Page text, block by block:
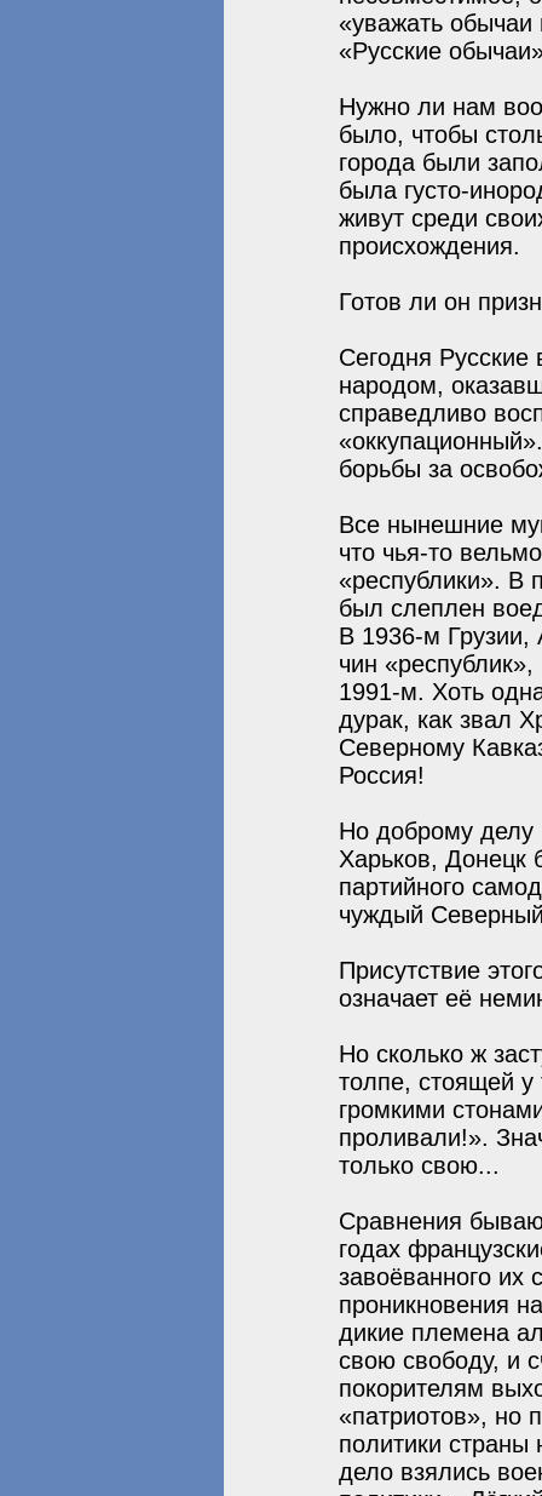
«уважать обычаи
«Русские
Нужно ли нам
было, чтобы
города были
была густо-
живут среди
происхождения.
Готов ли он
Сегодня Русские
народом,
справедливо
борьбы за
Все нынешние
что чья-то
«республики». В
был слеплен
В 1936-м Грузии,
чин
1991-м. Хоть
дурак, как звал
Северному
Россия!
Но доброму делу
Харьков, Донецк
партийного
чуждый
Присутствие
означает её
Но сколько ж
толпе, стоящей
громкими
проливали!».
только свою...
Сравнения
годах
завоёванного их
проникновения
дикие племена
свою свободу, и
покорителям
«патриотов», но
политики страны
дело взялись